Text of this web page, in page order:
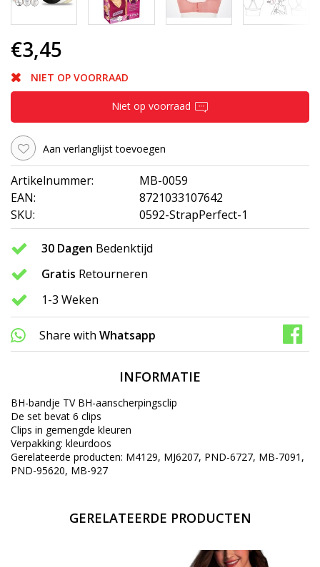
€3,45
NIET OP VOORRAAD
Niet op voorraad
Aan verlanglijst toevoegen
Artikelnummer:
MB-0059
EAN:
8721033107642
SKU:
0592-StrapPerfect-1
30 Dagen Bedenktijd
Gratis Retourneren
1-3 Weken
Share with Whatsapp
INFORMATIE
BH-bandje TV BH-aanscherpingsclip
De set bevat 6 clips
Clips in gemengde kleuren
Verpakking: kleurdoos
Gerelateerde producten: M4129, MJ6207, PND-6727, MB-7091,
PND-95620, MB-927
GERELATEERDE PRODUCTEN